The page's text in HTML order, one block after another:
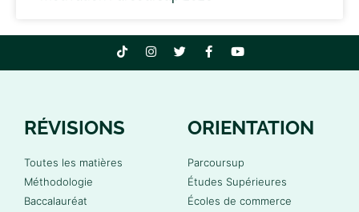
RÉVISIONS
Toutes les matières
Méthodologie
Baccalauréat
ORIENTATION
Parcoursup
Études Supérieures
Écoles de commerce